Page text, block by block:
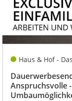
Haus & Hof -
Anspruchsvolle